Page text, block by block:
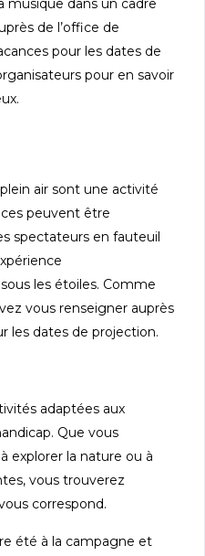
dans un cadre
de l’office de
pour les dates de
pour en savoir
air sont une activité
peuvent être
spectateurs en fauteuil
les étoiles. Comme
vous renseigner auprès
les dates de projection.
adaptées aux
Que vous
explorer la nature ou à
vous trouverez
correspond.
été à la campagne et